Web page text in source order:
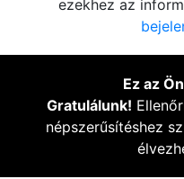
ezekhez az
Ez az
Gratulálunk!
népszerűsítéshez